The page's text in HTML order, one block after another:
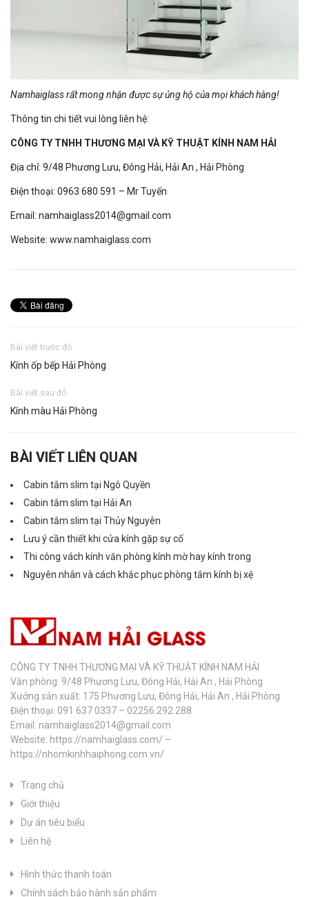
Namhaiglass rất mong nhận được sự ủng hộ của mọi khách hàng!
Thông tin chi tiết vui lòng liên hệ:
CÔNG TY TNHH THƯƠNG MẠI VÀ KỸ THUẬT KÍNH NAM HẢI
Địa chỉ: 9/48 Phương Lưu, Đông Hải, Hải An , Hải Phòng
Điện thoại: 0963 680 591 – Mr Tuyến
Email: namhaiglass2014@gmail.com
Website: www.namhaiglass.com
Bài viết trước đó
Kính ốp bếp Hải Phòng
Bài viết sau đó
Kính màu Hải Phòng
BÀI VIẾT LIÊN QUAN
Cabin tắm slim tại Ngô Quyền
Cabin tắm slim tại Hải An
Cabin tắm slim tại Thủy Nguyên
Lưu ý cần thiết khi cửa kính gặp sự cố
Thi công vách kính văn phòng kính mờ hay kính trong
Nguyên nhân và cách khắc phục phòng tắm kính bị xệ
CÔNG TY TNHH THƯƠNG MẠI VÀ KỸ THUẬT KÍNH NAM HẢI
Văn phòng: 9/48 Phương Lưu, Đông Hải, Hải An , Hải Phòng
Xưởng sản xuất: 175 Phương Lưu, Đông Hải, Hải An , Hải Phòng
Điện thoại: 091 637 0337 – 02256.292.288
Email: namhaiglass2014@gmail.com
Website: https://namhaiglass.com/ –
https://nhomkinhhaiphong.com.vn/
Trang chủ
Giới thiệu
Dự án tiêu biểu
Liên hệ
Hình thức thanh toán
Chính sách bảo hành sản phẩm